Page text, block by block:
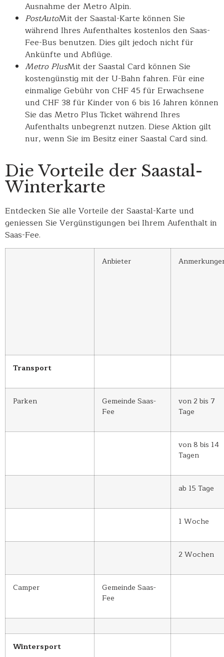
Ausnahme der Metro Alpin.
PostAutoMit der Saastal-Karte können Sie
während Ihres Aufenthaltes kostenlos den Saas-
Fee-Bus benutzen. Dies gilt jedoch nicht für
Ankünfte und Abflüge.
Metro PlusMit der Saastal Card können Sie
kostengünstig mit der U-Bahn fahren. Für eine
einmalige Gebühr von CHF 45 für Erwachsene
und CHF 38 für Kinder von 6 bis 16 Jahren können
Sie das Metro Plus Ticket während Ihres
Aufenthalts unbegrenzt nutzen. Diese Aktion gilt
nur, wenn Sie im Besitz einer Saastal Card sind.
Die Vorteile der Saastal-
Winterkarte
Entdecken Sie alle Vorteile der Saastal-Karte und
geniessen Sie Vergünstigungen bei Ihrem Aufenthalt in
Saas-Fee.
Anbieter
Transport
Parken
Gemeinde Saas-
Fee
von 2 bis 7
Tage
von 8 bis 14
Tagen
ab 15 Tage
1 Woche
2 Wochen
Camper
Gemeinde Saas-
Fee
Wintersport